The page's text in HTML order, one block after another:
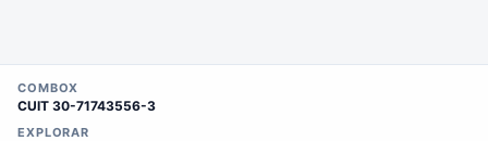
COMBOX
CUIT 30-71743556-3
EXPLORAR